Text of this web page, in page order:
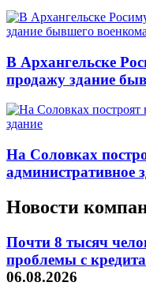
В Архангельске
продажу здание
На Соловках
административное
Новости
Почти 8 тысяч
проблемы с
06.08.2026